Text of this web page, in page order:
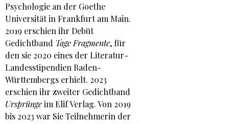
Psychologie an der Goethe
Universität in Frankfurt am Main.
2019 erschien ihr Debüt
Gedichtband Tage Fragmente, für
den sie 2020 eines der Literatur-
Landesstipendien Baden-
Württembergs erhielt. 2023
erschien ihr zweiter Gedichtband
Ursprüngeim Elif Verlag. Von 2019
bis 2023 war Sie Teilnehmerin der